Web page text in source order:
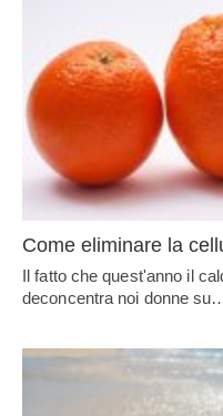
Come eliminare la
Il fatto che quest'anno il
deconcentra noi donne